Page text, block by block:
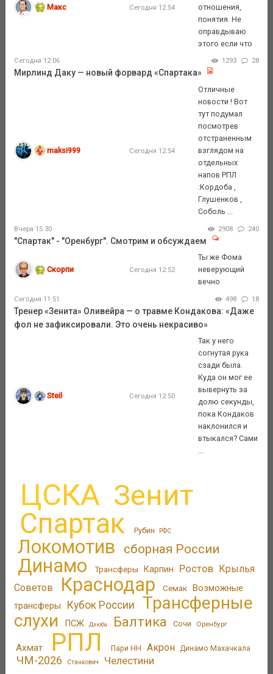
Макс Сегодня 12:54
отношения,
понятия. Не
оправдываю
этого если что
Сегодня 12:06 1293 28
Мирлинд Даку — новый форвард «Спартака»
maksi999 Сегодня 12:54
Отличные
новости ! Вот
тут подумал
посмотрев
отстраненным
взглядом на
отдельных
напов РПЛ
:Кордоба ,
Глушенков ,
Соболь ...
Вчера 15:30 2908 240
"Спартак" - "Оренбург". Смотрим и обсуждаем
Скорпи Сегодня 12:52
Ты же Фома
неверующий
вечно
Сегодня 11:51 498 18
Тренер «Зенита» Оливейра — о травме Кондакова: «Даже
фол не зафиксировали. Это очень некрасиво»
Steil Сегодня 12:50
Так у него
согнутая рука
сзади была.
Куда он мог ее
вывернуть за
долю секунды,
пока Кондаков
наклонился и
втыкался? Сами
ЦСКА Зенит
Спартак Рубин РФС
Локомотив сборная России
Динамо Трансферы Карпин Ростов Крылья
Советов
Краснодар Семак Возможные
трансферы
Кубок России
Трансферные
слухи
ПСЖ Дзюба Балтика Сочи Оренбург
Ахмат РПЛ Пари НН Акрон Динамо Махачкала
ЧМ-2026 Станкович Челестини